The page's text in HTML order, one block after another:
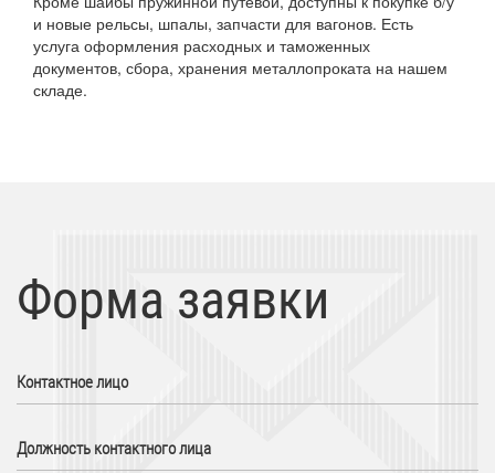
и новые рельсы, шпалы, запчасти для вагонов. Есть
услуга оформления расходных и таможенных
документов, сбора, хранения металлопроката на нашем
складе.
Форма заявки
Контактное лицо
Должность контактного лица